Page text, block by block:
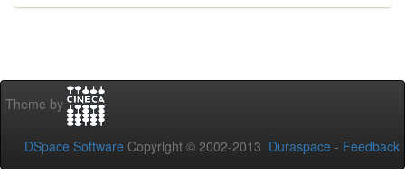
Theme by
DSpace Software Copyright © 2002-2013 Duraspace - Feedback